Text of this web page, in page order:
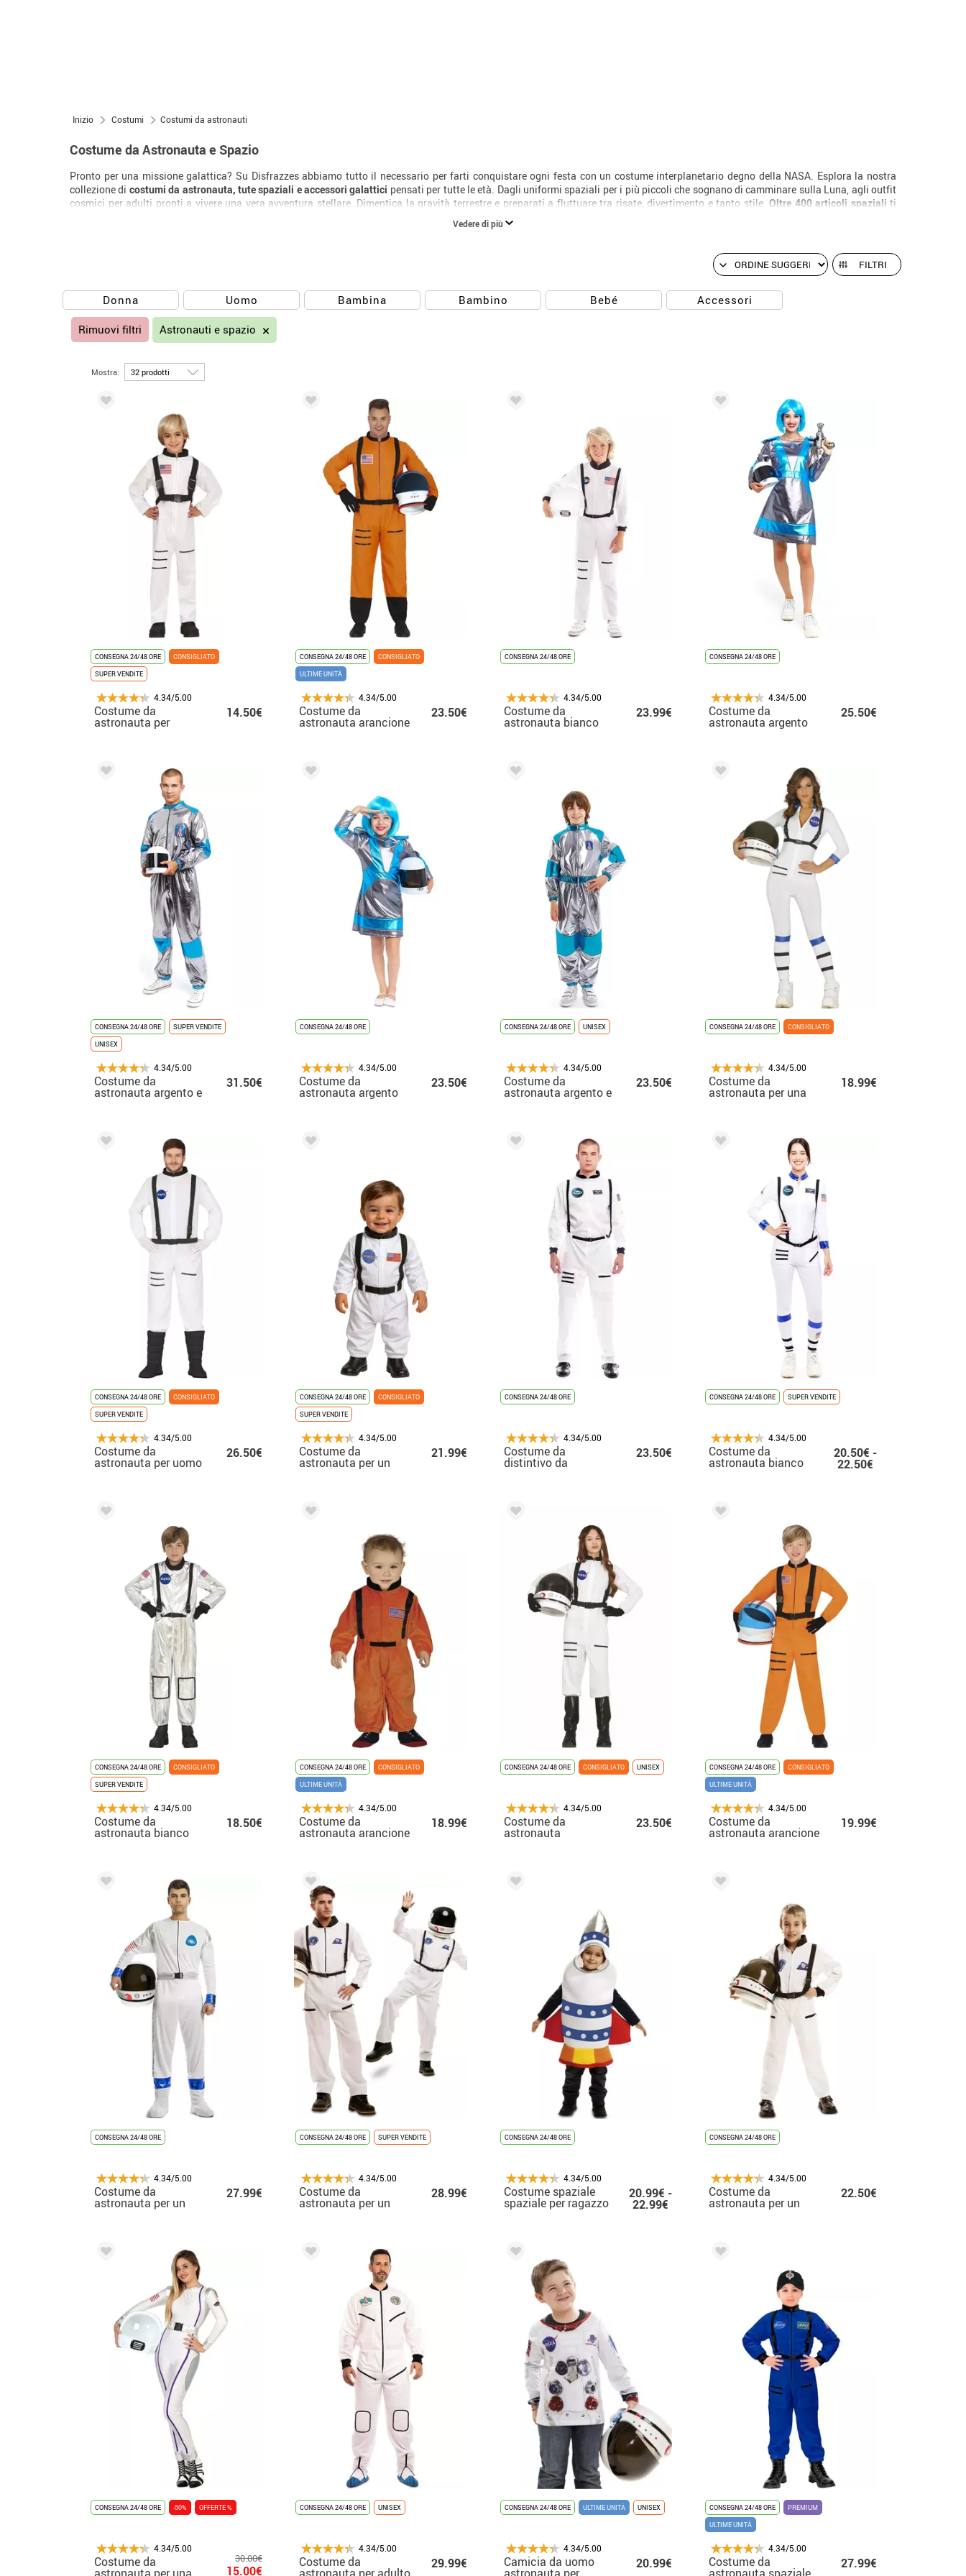
Inizio Costumi Costumi da astronauti
Costume da Astronauta e Spazio
Pronto per una missione galattica? Su Disfrazzes abbiamo tutto il necessario per farti conquistare ogni festa con un costume interplanetario degno della NASA. Esplora la nostra
collezione di costumi da astronauta, tute spaziali e accessori galattici pensati per tutte le età. Dagli uniformi spaziali per i più piccoli che sognano di camminare sulla Luna, agli outfit
cosmici per adulti pronti a vivere una vera avventura stellare. Dimentica la gravità terrestre e preparati a fluttuare tra risate, divertimento e tanto stile. Oltre 400 articoli spaziali ti
Vedere di più
FILTRI
Donna Uomo Bambina Bambino Bebé Accessori
Rimuovi filtri Astronauti e spazio
Mostra:
CONSEGNA 24/48 ORE
CONSIGLIATO
SUPER VENDITE
4.34/5.00
Costume da
astronauta per
14.50€
CONSEGNA 24/48 ORE
CONSIGLIATO
ULTIME UNITÀ
4.34/5.00
Costume da
astronauta arancione
23.50€
CONSEGNA 24/48 ORE
4.34/5.00
Costume da
astronauta bianco
23.99€
CONSEGNA 24/48 ORE
4.34/5.00
Costume da
astronauta argento
scuro e blu per donna
25.50€
CONSEGNA 24/48 ORE
SUPER VENDITE
UNISEX
4.34/5.00
Costume da
astronauta argento e
31.50€
CONSEGNA 24/48 ORE
4.34/5.00
Costume da
astronauta argento
scuro e blu per
23.50€
CONSEGNA 24/48 ORE UNISEX
4.34/5.00
Costume da
astronauta argento e
blu per bambino
23.50€
CONSEGNA 24/48 ORE CONSIGLIATO
4.34/5.00
Costume da
astronauta per una
18.99€
CONSEGNA 24/48 ORE
CONSIGLIATO
SUPER VENDITE
4.34/5.00
Costume da
astronauta per uomo
26.50€
CONSEGNA 24/48 ORE
CONSIGLIATO
SUPER VENDITE
4.34/5.00
Costume da
astronauta per un
21.99€
CONSEGNA 24/48 ORE
4.34/5.00
Costume da
distintivo da
23.50€
CONSEGNA 24/48 ORE SUPER VENDITE
4.34/5.00
Costume da
astronauta bianco
20.50€ -
22.50€
CONSEGNA 24/48 ORE
CONSIGLIATO
SUPER VENDITE
4.34/5.00
Costume da
astronauta bianco
18.50€
CONSEGNA 24/48 ORE
CONSIGLIATO
ULTIME UNITÀ
4.34/5.00
Costume da
astronauta arancione
18.99€
CONSEGNA 24/48 ORE CONSIGLIATO UNISEX
4.34/5.00
Costume da
astronauta
23.50€
CONSEGNA 24/48 ORE
CONSIGLIATO
ULTIME UNITÀ
4.34/5.00
Costume da
astronauta arancione
19.99€
CONSEGNA 24/48 ORE
4.34/5.00
Costume da
astronauta per un
27.99€
CONSEGNA 24/48 ORE SUPER VENDITE
4.34/5.00
Costume da
astronauta per un
28.99€
CONSEGNA 24/48 ORE
4.34/5.00
Costume spaziale
spaziale per ragazzo
20.99€ -
22.99€
CONSEGNA 24/48 ORE
4.34/5.00
Costume da
astronauta per un
22.50€
CONSEGNA 24/48 ORE -50% OFFERTE %
4.34/5.00
Costume da 30.00€
15.00€
CONSEGNA 24/48 ORE UNISEX
4.34/5.00
Costume da 29.99€
CONSEGNA 24/48 ORE ULTIME UNITÀ UNISEX
4.34/5.00
Camicia da uomo 20.99€
CONSEGNA 24/48 ORE
PREMIUM
ULTIME UNITÀ
4.34/5.00
Costume da 27.99€